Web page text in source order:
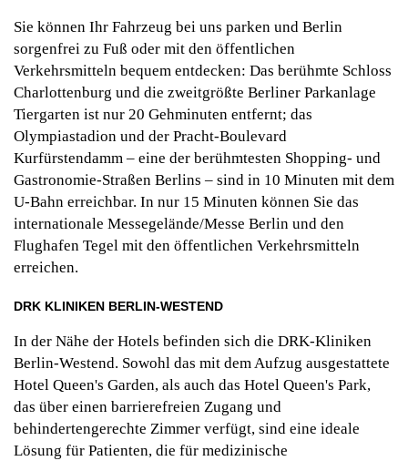
Sie können Ihr Fahrzeug bei uns parken und Berlin
sorgenfrei zu Fuß oder mit den öffentlichen
Verkehrsmitteln bequem entdecken: Das berühmte Schloss
Charlottenburg und die zweitgrößte Berliner Parkanlage
Tiergarten ist nur 20 Gehminuten entfernt; das
Olympiastadion und der Pracht-Boulevard
Kurfürstendamm – eine der berühmtesten Shopping- und
Gastronomie-Straßen Berlins – sind in 10 Minuten mit dem
U-Bahn erreichbar. In nur 15 Minuten können Sie das
internationale Messegelände/Messe Berlin und den
Flughafen Tegel mit den öffentlichen Verkehrsmitteln
erreichen.
DRK KLINIKEN BERLIN-WESTEND
In der Nähe der Hotels befinden sich die DRK-Kliniken
Berlin-Westend. Sowohl das mit dem Aufzug ausgestattete
Hotel Queen's Garden, als auch das Hotel Queen's Park,
das über einen barrierefreien Zugang und
behindertengerechte Zimmer verfügt, sind eine ideale
Lösung für Patienten, die für medizinische